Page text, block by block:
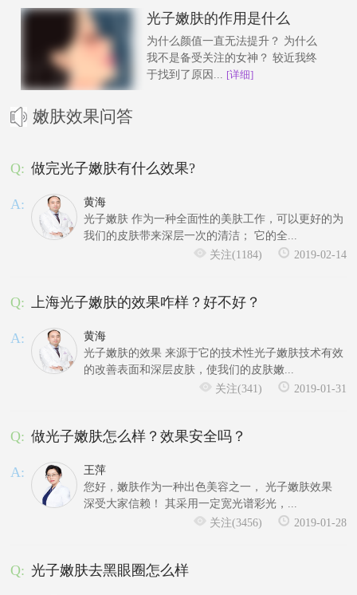
光子嫩肤的作用是什么
为什么颜值一直无法提升？ 为什么
我不是备受关注的女神？ 较近我终
于找到了原因... [详细]
嫩肤效果问答
Q: 做完光子嫩肤有什么效果?
A:
黄海
光子嫩肤 作为一种全面性的美肤工作，可以更好的为
我们的皮肤带来深层一次的清洁； 它的全...
关注(1184)
2019-02-14
Q: 上海光子嫩肤的效果咋样？好不好？
A:
黄海
光子嫩肤的效果 来源于它的技术性光子嫩肤技术有效
的改善表面和深层皮肤，使我们的皮肤嫩...
关注(341)
2019-01-31
Q: 做光子嫩肤怎么样？效果安全吗？
A:
王萍
您好，嫩肤作为一种出色美容之一， 光子嫩肤效果
深受大家信赖！ 其采用一定宽光谱彩光，...
关注(3456)
2019-01-28
Q: 光子嫩肤去黑眼圈怎么样